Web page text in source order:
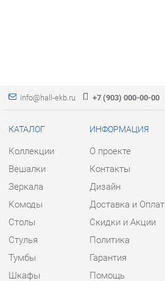
КАТАЛОГ
Зеркала
Комоды
Столы
Стулья
Тумбы
Шкафы
Комплектующие
ИНФОРМАЦИЯ
Дизайн
Доставка и Оплата
Скидки и Акции
Политика
Гарантия
Помощь